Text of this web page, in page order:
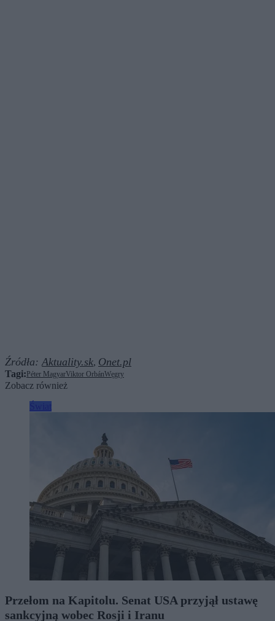
Źródła:Aktuality.sk, Onet.pl
Tagi: Péter MagyarViktor OrbánWęgry
Zobacz również
Przełom na Kapitolu. Senat USA przyjął ustawę
sankcyjną wobec Rosji i Iranu